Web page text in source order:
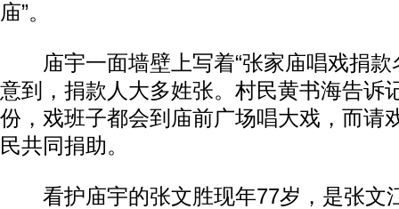
庙”。
庙宇一面墙壁上写着“张家庙唱戏捐款
意到，捐款人大多姓张。村民黄书海告诉
份，戏班子都会到庙前广场唱大戏，而请
民共同捐助。
看护庙宇的张文胜现年77岁，是张文